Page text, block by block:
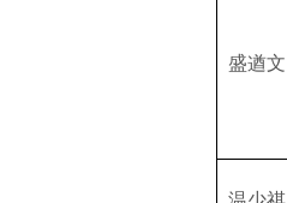
盛遒文